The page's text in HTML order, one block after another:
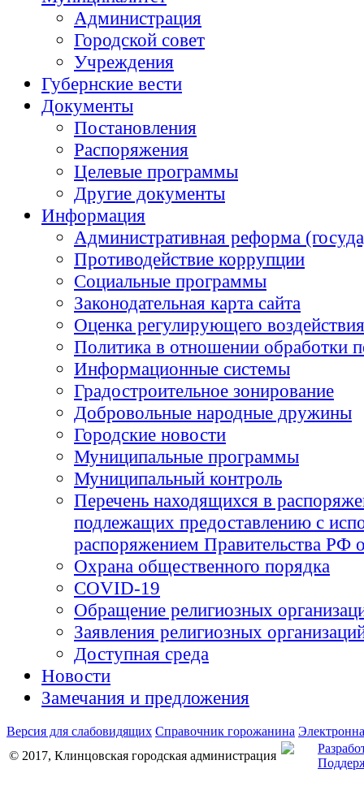
Администрация
Городской совет
Учреждения
Губернские вести
Документы
Постановления
Распоряжения
Целевые программы
Другие документы
Информация
Административная реформа
Противодействие коррупции
Социальные программы
Законодательная карта сайта
Оценка регулирующего воздействия
Политика в отношении обработки
Информационные системы
Градостроительное зонирование
Добровольные народные дружины
Городские новости
Муниципальные программы
Муниципальный контроль
Перечень находящихся в
подлежащих предоставлению с
распоряжением Правительства
Охрана общественного порядка
COVID-19
Обращение религиозных
Заявления религиозных
Доступная среда
Новости
Замечания и предложения
Версия для слабовидящих Справочник горожанина
© 2017, Клинцовская городская администрация